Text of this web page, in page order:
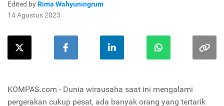
Edited byRima Wahyuningrum
14 Agustus 2023
KOMPAS.com - Dunia wirausaha saat ini mengalami
pergerakan cukup pesat, ada banyak orang yang tertarik